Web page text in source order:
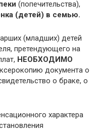
(попечительства),
(детей) в семью.
(младших) детей
претендующего на
НЕОБХОДИМО
документа о
о браке, о
характера